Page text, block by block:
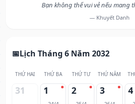
Bạn không thể vui vẻ nếu mang
— Khuyết Danh
Lịch Tháng 6 Năm 2032
THỨ HAI THỨ BA THỨ TƯ THỨ NĂM
31 1 2 3 4